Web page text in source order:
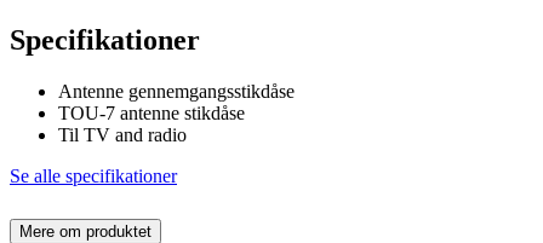
Specifikationer
Antenne gennemgangsstikdåse
TOU-7 antenne stikdåse
Til TV and radio
Se alle specifikationer
Mere om produktet